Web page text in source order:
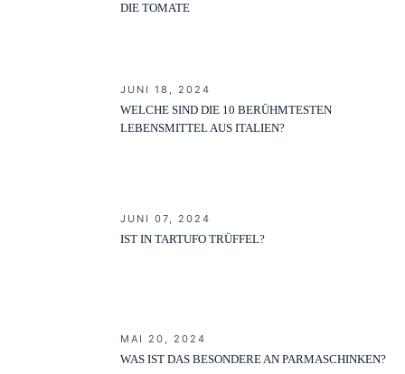
DIE TOMATE
JUNI 18, 2024
WELCHE SIND DIE 10 BERÜHMTESTEN
LEBENSMITTEL AUS ITALIEN?
JUNI 07, 2024
IST IN TARTUFO TRÜFFEL?
MAI 20, 2024
WAS IST DAS BESONDERE AN PARMASCHINKEN?